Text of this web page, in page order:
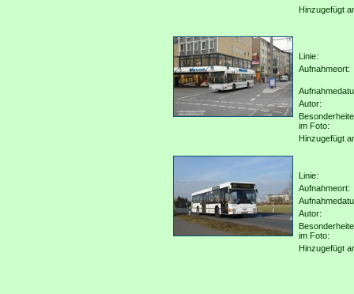
Hinzugefügt
Linie:
Aufnahmeort:
Autor:
im Foto:
Hinzugefügt
Linie:
Aufnahmeort:
Autor:
im Foto:
Hinzugefügt